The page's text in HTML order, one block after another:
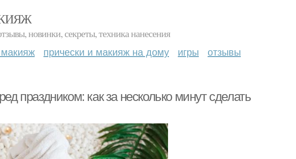
новинки, секреты, техника нанесения
прически и макияж на дому игры отзывы
праздником: как за несколько минут сделать